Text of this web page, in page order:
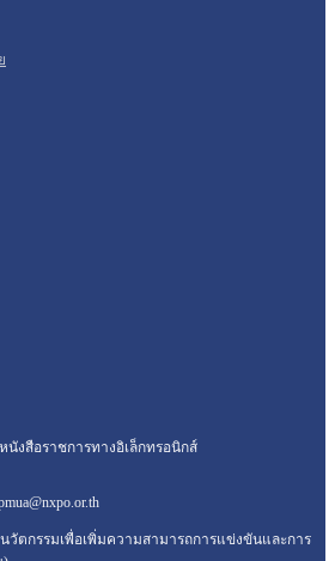
นังสือราชการทางอิเล็กทรอนิกส์
วัตกรรมเพื่อเพิ่มความสามารถการแข่งขันและการ